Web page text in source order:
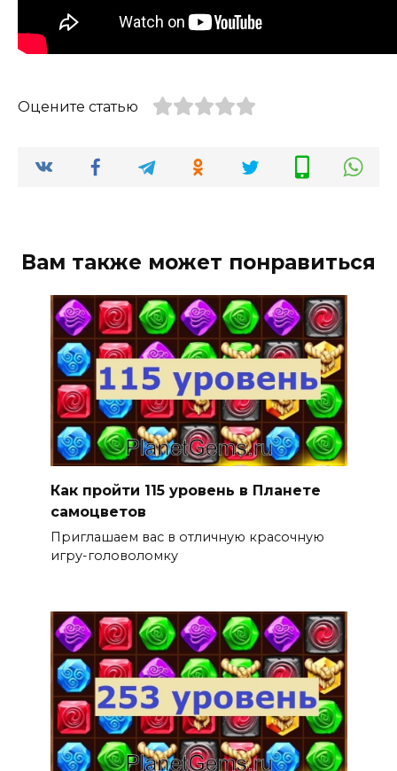
Оцените статью
Вам также может понравиться
Как пройти 115 уровень в Планете
самоцветов
Приглашаем вас в отличную красочную
игру-головоломку